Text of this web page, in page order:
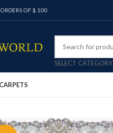
OF $ 100
SELECT CATEGORY